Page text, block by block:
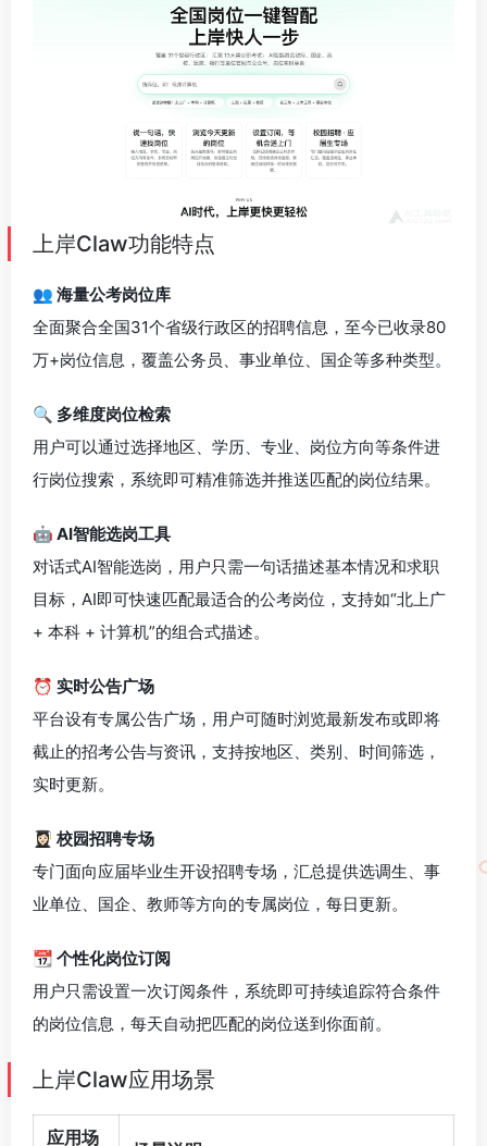
上岸Claw功能特点
👥 海量公考岗位库
全面聚合全国31个省级行政区的招聘信息，至今已收录80
万+岗位信息，覆盖公务员、事业单位、国企等多种类型。
🔍 多维度岗位检索
用户可以通过选择地区、学历、专业、岗位方向等条件进
行岗位搜索，系统即可精准筛选并推送匹配的岗位结果。
🤖 AI智能选岗工具
对话式AI智能选岗，用户只需一句话描述基本情况和求职
目标，AI即可快速匹配最适合的公考岗位，支持如“北上广
+ 本科 + 计算机”的组合式描述。
⏰ 实时公告广场
平台设有专属公告广场，用户可随时浏览最新发布或即将
截止的招考公告与资讯，支持按地区、类别、时间筛选，
实时更新。
👩🏻‍🎓 校园招聘专场
专门面向应届毕业生开设招聘专场，汇总提供选调生、事
业单位、国企、教师等方向的专属岗位，每日更新。
📆 个性化岗位订阅
用户只需设置一次订阅条件，系统即可持续追踪符合条件
的岗位信息，每天自动把匹配的岗位送到你面前。
上岸Claw应用场景
应用场